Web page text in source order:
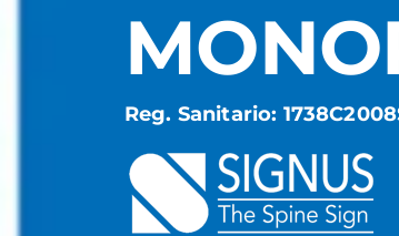
Reg. Sanitario: